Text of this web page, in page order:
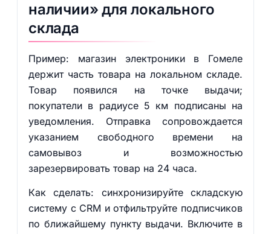
наличии» для локального
склада
Пример: магазин электроники в Гомеле
держит часть товара на локальном складе.
Товар появился на точке выдачи;
покупатели в радиусе 5 км подписаны на
уведомления. Отправка сопровождается
указанием свободного времени на
самовывоз и возможностью
зарезервировать товар на 24 часа.
Как сделать: синхронизируйте складскую
систему с CRM и отфильтруйте подписчиков
по ближайшему пункту выдачи. Включите в